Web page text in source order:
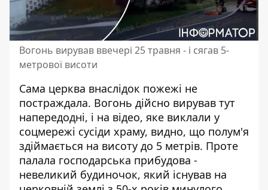
Вогонь вирував ввечері 25 травня - і сягав 5-
метрової висоти
Сама церква внаслідок пожежі не
постраждала. Вогонь дійсно вирував тут
напередодні, і на відео, яке виклали у
соцмережі сусіди храму, видно, що полум'я
здіймається на висоту до 5 метрів. Проте
палала господарська прибудова -
невеликий будиночок, який існував на